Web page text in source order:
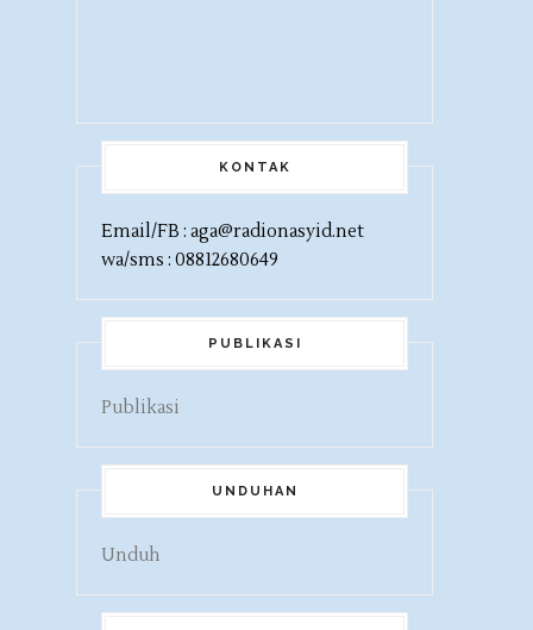
KONTAK
Email/FB : aga@radionasyid.net
wa/sms : 08812680649
PUBLIKASI
Publikasi
UNDUHAN
Unduh